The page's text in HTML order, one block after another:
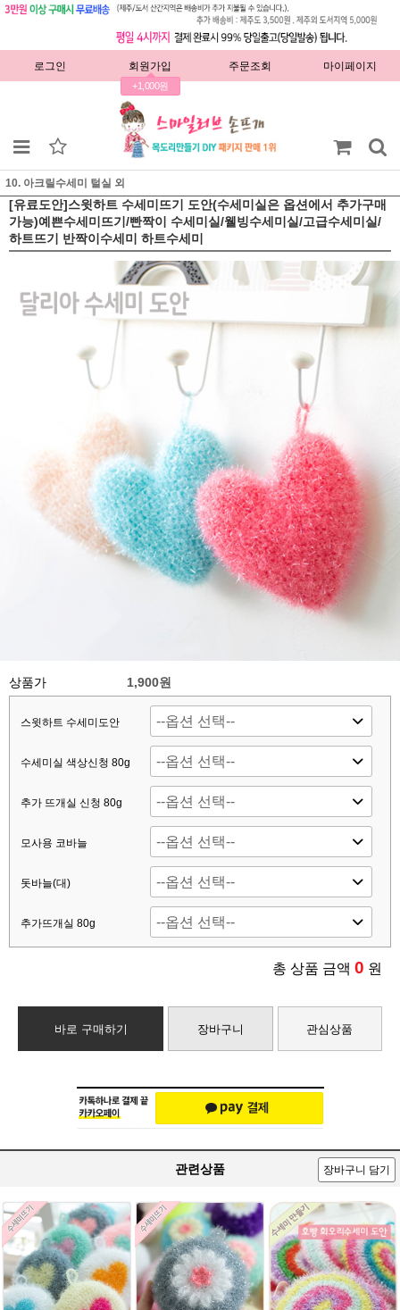
로그인 회원가입
+1,000원
주문조회 마이페이지
10. 아크릴수세미 털실 외
[유료도안]스윗하트 수세미뜨기 도안(수세미실은 옵션에서 추가구매
가능)예쁜수세미뜨기/빤짝이 수세미실/웰빙수세미실/고급수세미실/
하트뜨기 반짝이수세미 하트수세미
상품가 1,900원
스윗하트 수세미도안
수세미실 색상신청 80g
추가 뜨개실 신청 80g
모사용 코바늘
돗바늘(대)
추가뜨개실 80g
총 상품 금액 0 원
바로 구매하기 장바구니 관심상품
관련상품 장바구니 담기